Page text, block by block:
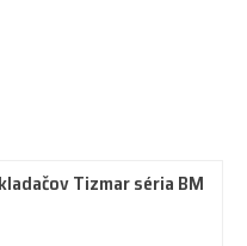
Tizmar séria BM